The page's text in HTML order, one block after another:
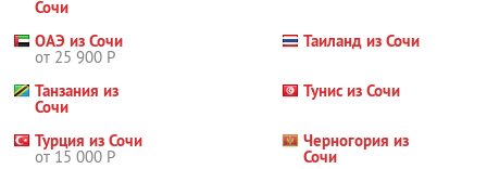
Сочи
ОАЭ из Сочи
от 25 900 Р
Таиланд из Сочи
Танзания из
Сочи
Тунис из Сочи
Турция из Сочи
от 15 000 Р
Черногория из
Сочи